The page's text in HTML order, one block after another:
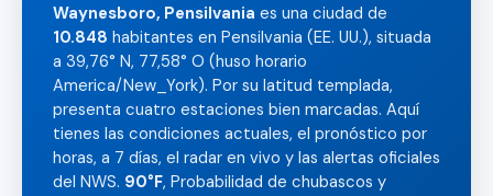
Waynesboro, Pensilvania es una ciudad de
10.848 habitantes en Pensilvania (EE. UU.), situada
a 39,76° N, 77,58° O (huso horario
America/New_York). Por su latitud templada,
presenta cuatro estaciones bien marcadas. Aquí
tienes las condiciones actuales, el pronóstico por
horas, a 7 días, el radar en vivo y las alertas oficiales
del NWS. 90°F, Probabilidad de chubascos y